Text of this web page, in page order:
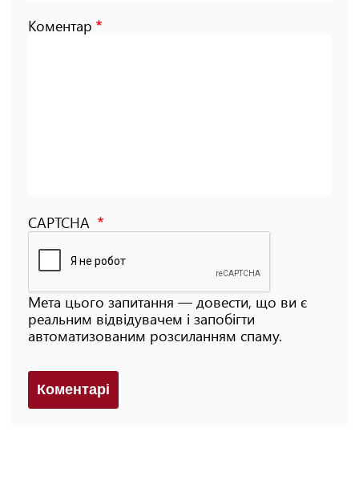
Коментар
CAPTCHA
Мета цього запитання — довести, що ви є
реальним відвідувачем і запобігти
автоматизованим розсиланням спаму.
Коментарi